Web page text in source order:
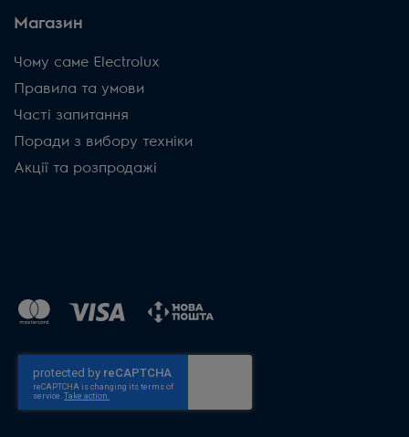
Магазин
Чому саме Electrolux
Правила та умови
Часті запитання
Поради з вибору техніки
Акції та розпродажі